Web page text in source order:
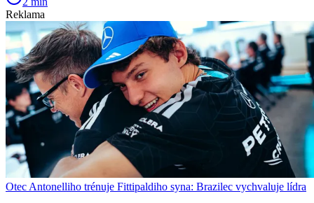
Reklama
Otec Antonelliho trénuje Fittipaldiho syna: Brazilec vychvaluje lídra